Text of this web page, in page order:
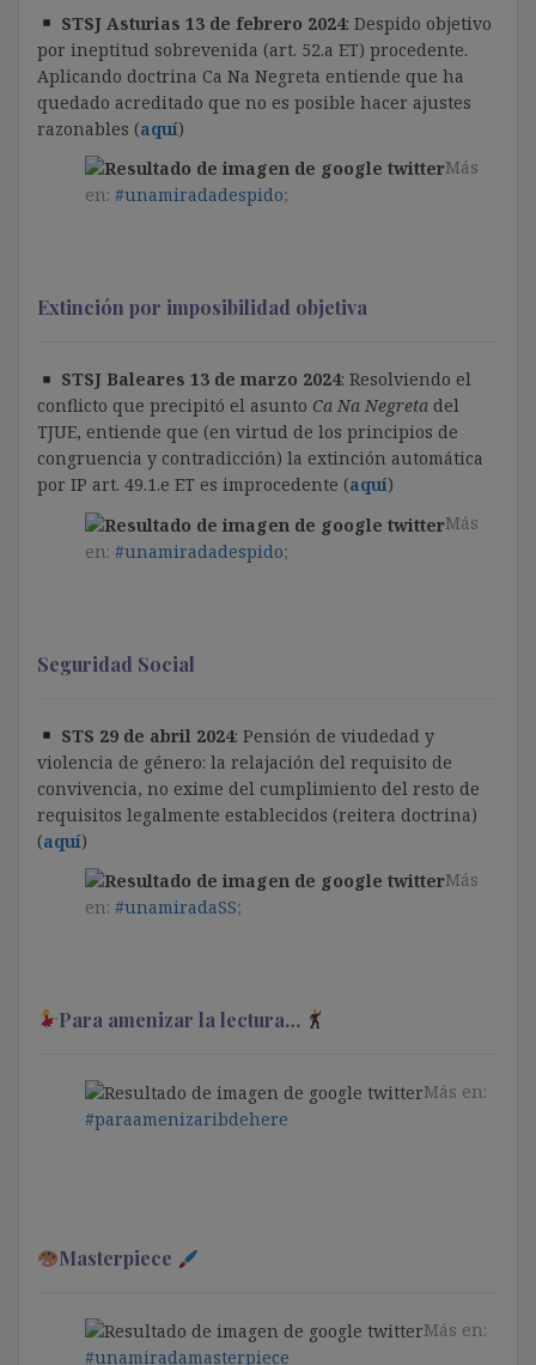
STSJ Asturias 13 de febrero 2024: Despido objetivo
por ineptitud sobrevenida (art. 52.a ET) procedente.
Aplicando doctrina Ca Na Negreta entiende que ha
quedado acreditado que no es posible hacer ajustes
razonables (aquí)
Más
en: #unamiradadespido;
Extinción por imposibilidad objetiva
STSJ Baleares 13 de marzo 2024: Resolviendo el
conflicto que precipitó el asunto Ca Na Negreta del
TJUE, entiende que (en virtud de los principios de
congruencia y contradicción) la extinción automática
por IP art. 49.1.e ET es improcedente (aquí)
Más
en: #unamiradadespido;
Seguridad Social
STS 29 de abril 2024: Pensión de viudedad y
violencia de género: la relajación del requisito de
convivencia, no exime del cumplimiento del resto de
requisitos legalmente establecidos (reitera doctrina)
(aquí)
Más
en: #unamiradaSS;
Para amenizar la lectura…
Más en:
#paraamenizaribdehere
Masterpiece
Más en:
#unamiradamasterpiece